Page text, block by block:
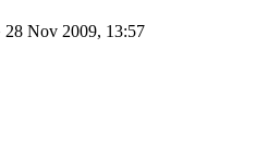
28 Nov 2009, 13:57